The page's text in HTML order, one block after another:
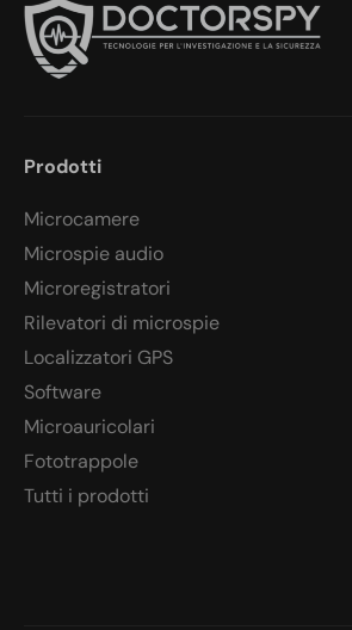
Prodotti
Microcamere
Microspie audio
Microregistratori
Rilevatori di microspie
Localizzatori GPS
Software
Microauricolari
Fototrappole
Tutti i prodotti